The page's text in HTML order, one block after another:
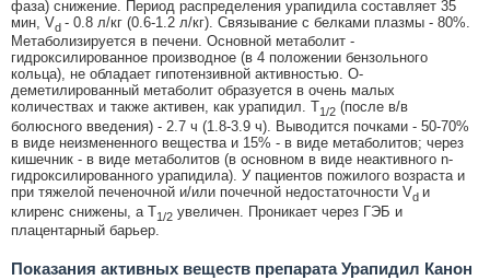
фаза) снижение. Период распределения урапидила составляет 35
мин, Vd - 0.8 л/кг (0.6-1.2 л/кг). Связывание с белками плазмы - 80%.
Метаболизируется в печени. Основной метаболит -
гидроксилированное производное (в 4 положении бензольного
кольца), не обладает гипотензивной активностью. O-
деметилированный метаболит образуется в очень малых
количествах и также активен, как урапидил. T1/2 (после в/в
болюсного введения) - 2.7 ч (1.8-3.9 ч). Выводится почками - 50-70%
в виде неизмененного вещества и 15% - в виде метаболитов; через
кишечник - в виде метаболитов (в основном в виде неактивного n-
гидроксилированного урапидила). У пациентов пожилого возраста и
при тяжелой печеночной и/или почечной недостаточности Vd и
клиренс снижены, а T1/2 увеличен. Проникает через ГЭБ и
плацентарный барьер.
Показания активных веществ препарата Урапидил Канон